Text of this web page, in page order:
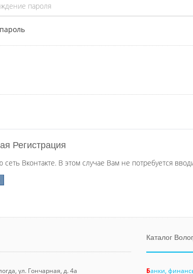
Регистрация
сеть Вконтакте. В этом случае Вам не потребуется
ул. Гончарная, д. 4а
Каталог
Банки,